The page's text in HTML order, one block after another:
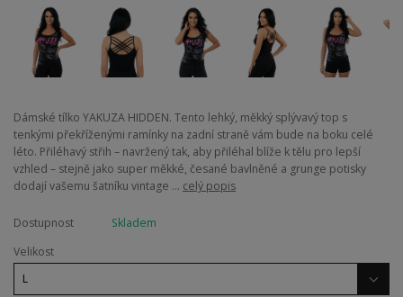
Dámské tílko YAKUZA HIDDEN. Tento lehký, měkký splývavý top s
tenkými překříženými ramínky na zadní straně vám bude na boku celé
léto. Přiléhavý střih – navržený tak, aby přiléhal blíže k tělu pro lepší
vzhled – stejně jako super měkké, česané bavlněné a grunge potisky
dodají vašemu šatníku vintage ... celý popis
Dostupnost
Skladem
Velikost